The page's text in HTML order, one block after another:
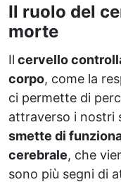
Il ruolo del
morte
Il cervello
corpo, come la
ci permette di
attraverso i nostri
smette di
cerebrale, che
sono più segni di